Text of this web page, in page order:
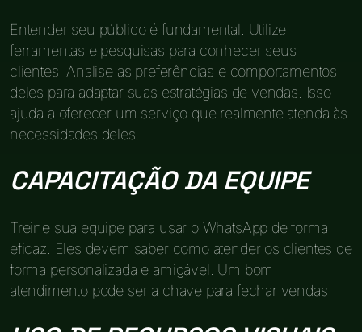
Entender seu público é fundamental. Utilize
ferramentas e pesquisas para conhecer seus
clientes. Analise as preferências e comportamentos
deles para adaptar suas estratégias de vendas. Isso
ajuda a oferecer um serviço que realmente atenda às
necessidades deles.
CAPACITAÇÃO DA EQUIPE
Treine sua equipe para usar o WhatsApp de forma
eficaz. Eles devem saber como atender os clientes de
forma personalizada e amigável. Um bom
atendimento pode ser a chave para fechar vendas.